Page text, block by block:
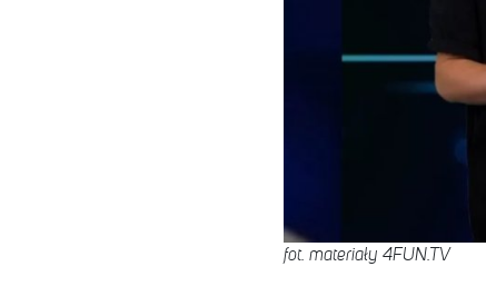
fot. materiały 4FUN.TV